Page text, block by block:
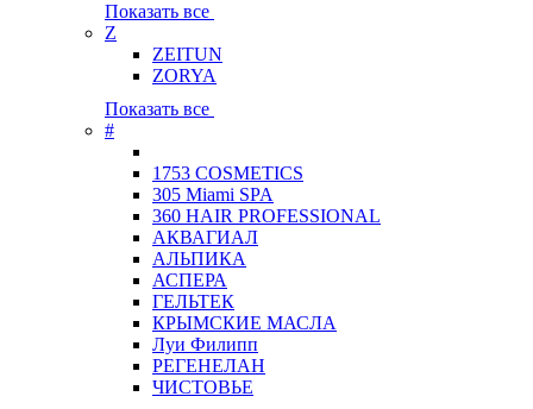
Показать все
Z
ZEITUN
ZORYA
Показать все
#
1753 COSMETICS
305 Miami SPA
360 HAIR PROFESSIONAL
АКВАГИАЛ
АЛЬПИКА
АСПЕРА
ГЕЛЬТЕК
КРЫМСКИЕ МАСЛА
Луи Филипп
РЕГЕНЕЛАН
ЧИСТОВЬЕ